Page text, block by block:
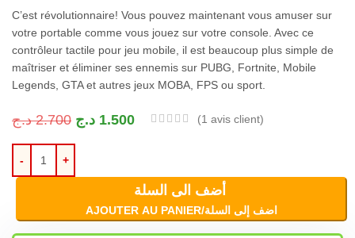
C’est révolutionnaire! Vous pouvez maintenant vous amuser sur
votre portable comme vous jouez sur votre console. Avec ce
contrôleur tactile pour jeu mobile, il est beaucoup plus simple de
maîtriser et éliminer ses ennemis sur PUBG, Fortnite, Mobile
Legends, GTA et autres jeux MOBA, FPS ou sport.
2.700 د.ج 1.500 د.ج (1 avis client)
أضف الى السلة
AJOUTER AU PANIER/اضف إلى السلة